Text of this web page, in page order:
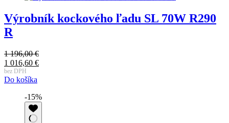
Výrobník kockového ľadu SL 70W R290
R
1 196,00€
Pôvodná
cena
bola:
196,00 €.
1 016,60 €
Aktuálna
cena
016,60 €.
bez DPH
Do košíka
-15%